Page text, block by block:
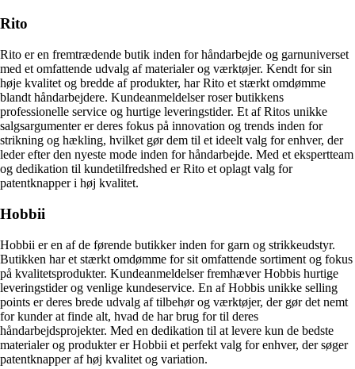
Rito
Rito er en fremtrædende butik inden for håndarbejde og garnuniverset
med et omfattende udvalg af materialer og værktøjer. Kendt for sin
høje kvalitet og bredde af produkter, har Rito et stærkt omdømme
blandt håndarbejdere. Kundeanmeldelser roser butikkens
professionelle service og hurtige leveringstider. Et af Ritos unikke
salgsargumenter er deres fokus på innovation og trends inden for
strikning og hækling, hvilket gør dem til et ideelt valg for enhver, der
leder efter den nyeste mode inden for håndarbejde. Med et ekspertteam
og dedikation til kundetilfredshed er Rito et oplagt valg for
patentknapper i høj kvalitet.
Hobbii
Hobbii er en af de førende butikker inden for garn og strikkeudstyr.
Butikken har et stærkt omdømme for sit omfattende sortiment og fokus
på kvalitetsprodukter. Kundeanmeldelser fremhæver Hobbis hurtige
leveringstider og venlige kundeservice. En af Hobbis unikke selling
points er deres brede udvalg af tilbehør og værktøjer, der gør det nemt
for kunder at finde alt, hvad de har brug for til deres
håndarbejdsprojekter. Med en dedikation til at levere kun de bedste
materialer og produkter er Hobbii et perfekt valg for enhver, der søger
patentknapper af høj kvalitet og variation.